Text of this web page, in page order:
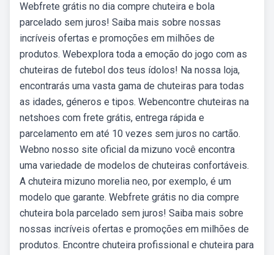
Webfrete grátis no dia compre chuteira e bola
parcelado sem juros! Saiba mais sobre nossas
incríveis ofertas e promoções em milhões de
produtos. Webexplora toda a emoção do jogo com as
chuteiras de futebol dos teus ídolos! Na nossa loja,
encontrarás uma vasta gama de chuteiras para todas
as idades, géneros e tipos. Webencontre chuteiras na
netshoes com frete grátis, entrega rápida e
parcelamento em até 10 vezes sem juros no cartão.
Webno nosso site oficial da mizuno você encontra
uma variedade de modelos de chuteiras confortáveis.
A chuteira mizuno morelia neo, por exemplo, é um
modelo que garante. Webfrete grátis no dia compre
chuteira bola parcelado sem juros! Saiba mais sobre
nossas incríveis ofertas e promoções em milhões de
produtos. Encontre chuteira profissional e chuteira para